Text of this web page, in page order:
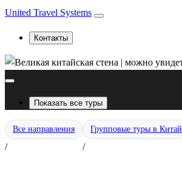
United Travel Systems
Контакты
Показать все туры
Все направления
/
Групповые туры в Китай
/